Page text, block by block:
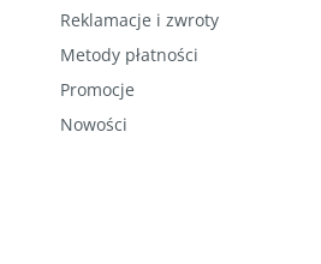
Reklamacje i zwroty
Metody płatności
Promocje
Nowości